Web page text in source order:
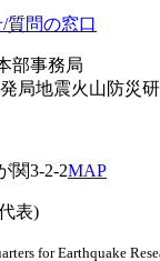
質問の窓口
部事務局
局地震火山防災
関3-2-2MAP
表)
for Earthquake